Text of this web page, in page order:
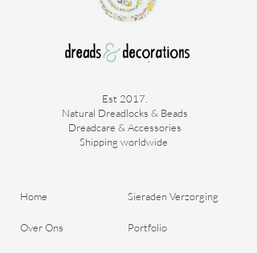
Est 2017.
Natural Dreadlocks & Beads
Dreadcare & Accessories
Shipping worldwide ​
Home
Over Ons
Sieraden Verzorging
Portfolio